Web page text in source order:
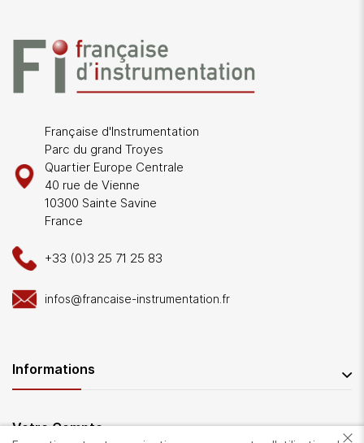
Française d'Instrumentation
Parc du grand Troyes
Quartier Europe Centrale
40 rue de Vienne
10300 Sainte Savine
France
+33 (0)3 25 71 25 83
infos@francaise-instrumentation.fr
Informations
Votre Compte